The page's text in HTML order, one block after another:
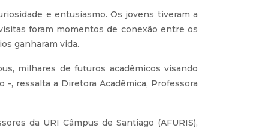
e entusiasmo. Os jovens tiveram a
foram momentos de conexão entre os
ganharam vida.
milhares de futuros acadêmicos visando
, ressalta a Diretora Acadêmica, Professora
da URI Câmpus de Santiago (AFURIS),